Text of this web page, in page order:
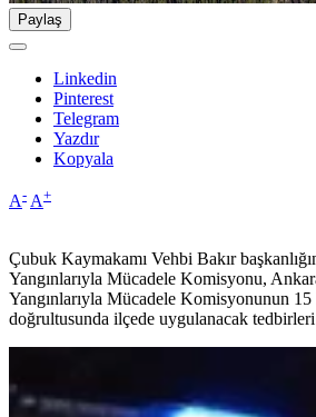
Paylaş
Linkedin
Pinterest
Telegram
Yazdır
Kopyala
A- A+
Çubuk Kaymakamı Vehbi Bakır
Yangınlarıyla Mücadele Komisyonu,
Yangınlarıyla Mücadele Komisyonunun
doğrultusunda ilçede uygulanacak